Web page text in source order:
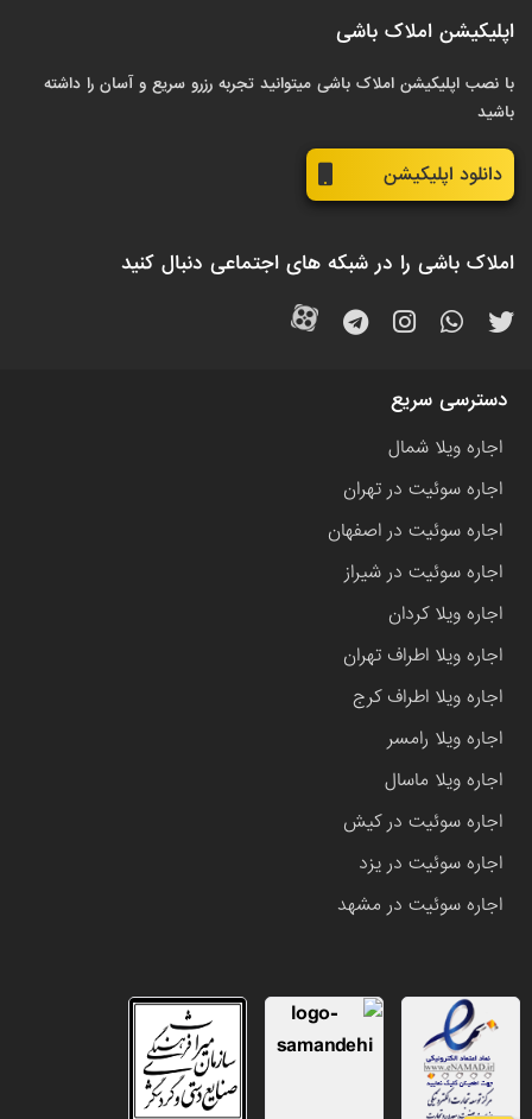
اپلیکیشن املاک باشی
با نصب اپلیکیشن املاک باشی میتوانید تجربه رزرو سریع و آسان را داشته
باشید
دانلود اپلیکیشن
املاک باشی را در شبکه های اجتماعی دنبال کنید
دسترسی سریع
اجاره ویلا شمال
اجاره سوئیت در تهران
اجاره سوئیت در اصفهان
اجاره سوئیت در شیراز
اجاره ویلا کردان
اجاره ویلا اطراف تهران
اجاره ویلا اطراف کرج
اجاره ویلا رامسر
اجاره ویلا ماسال
اجاره سوئیت در کیش
اجاره سوئیت در یزد
اجاره سوئیت در مشهد